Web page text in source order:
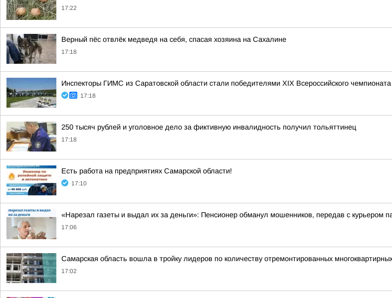
17:22
Верный пёс отвлёк медведя на себя, спасая хозяина на Сахалине
17:18
Инспекторы ГИМС из Саратовской области стали победителями XIX Всероссийского
17:18
250 тысяч рублей и уголовное дело за фиктивную инвалидность получил тольяттинец
17:18
Есть работа на предприятиях Самарской области!
17:10
«Нарезал газеты и выдал их за деньги»: Пенсионер обманул мошенников, передав с курьером
17:06
Самарская область вошла в тройку лидеров по количеству отремонтированных
17:02